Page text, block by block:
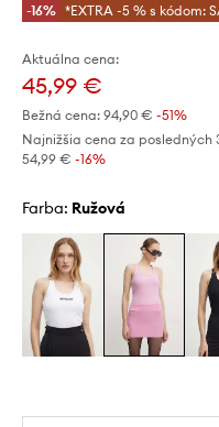
-16% *EXTRA -5 % s kódom:
Aktuálna cena:
45,99 €
Bežná cena: 94,90 € -51%
Najnižšia cena za
54,99 € -16%
Farba: ružová